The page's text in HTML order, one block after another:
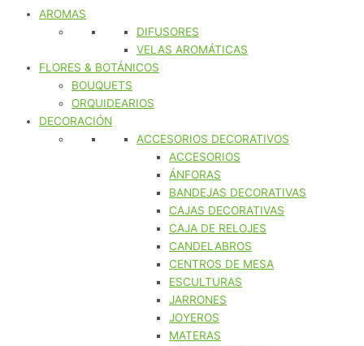
AROMAS
DIFUSORES
VELAS AROMÁTICAS
FLORES & BOTÁNICOS
BOUQUETS
ORQUIDEARIOS
DECORACIÓN
ACCESORIOS DECORATIVOS
ACCESORIOS
ÁNFORAS
BANDEJAS DECORATIVAS
CAJAS DECORATIVAS
CAJA DE RELOJES
CANDELABROS
CENTROS DE MESA
ESCULTURAS
JARRONES
JOYEROS
MATERAS